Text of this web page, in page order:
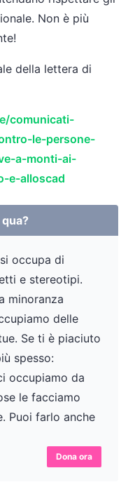
Non è più
della lettera di
comunicati-
le-persone-
a-monti-ai-
e-alloscad
occupa di
e stereotipi.
minoranza
delle
Se ti è piaciuto
spesso:
occupiamo da
le facciamo
Puoi farlo anche
Dona ora